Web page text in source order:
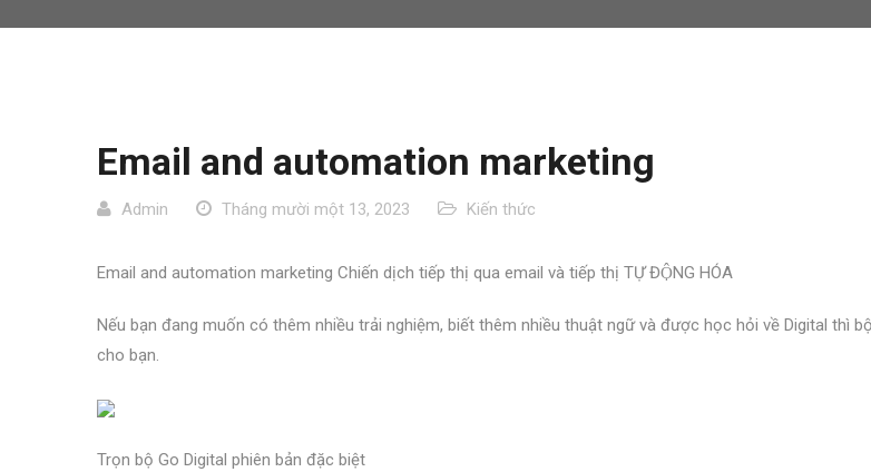
Email and automation marketing
Admin Tháng mười một 13, 2023 Kiến thức
Email and automation marketing Chiến dịch tiếp thị qua email và tiếp thị TỰ ĐỘNG HÓA
Nếu bạn đang muốn có thêm nhiều trải nghiệm, biết thêm nhiều thuật ngữ và được học hỏi về Digital thì
cho bạn.
Trọn bộ Go Digital phiên bản đặc biệt